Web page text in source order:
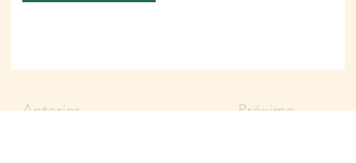
Anterior Próximo